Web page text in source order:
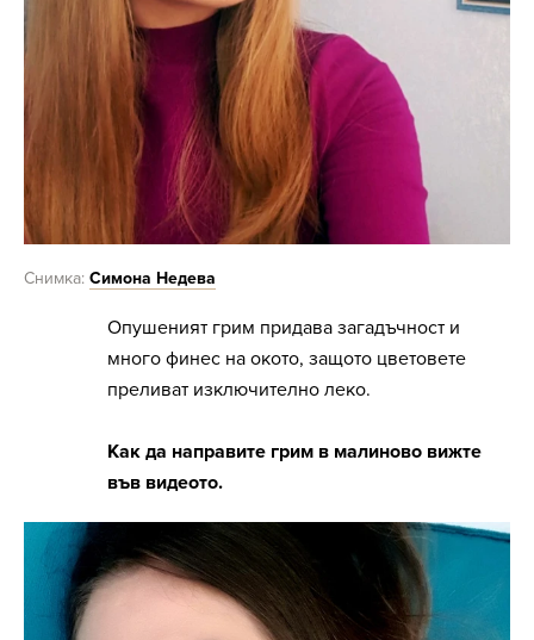
Снимка: Симона Недева
Опушеният грим придава загадъчност и
много финес на окото, защото цветовете
преливат изключително леко.
Как да направите грим в малиново вижте
във видеото.